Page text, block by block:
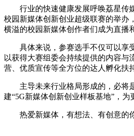
行业的快速健康发展呼唤荔星传媒
校园新媒体创新创业超级联赛的举办
横溢的校园新媒体创作者们成为直播
具体来说，参赛选手不仅可以享受
以获得大赛组委会持续提供的内容
营、优质宣传等全方位的达人孵化扶
主导未来行业格局形成的，必将是
建“5G新媒体创新创业样板基地”，
热爱新媒体，有想法、有创意的你